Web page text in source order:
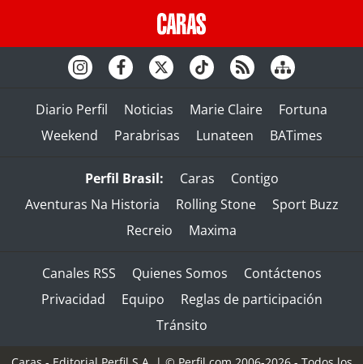
Diario Perfil Noticias Marie Claire
Fortuna
Weekend
Parabrisas Lunateen BATimes
Perfil Brasil: Caras
Contigo
Aventuras Na Historia
Rolling Stone
Sport Buzz
Recreio
Maxima
Canales RSS Quienes Somos
Contáctenos
Privacidad
Equipo
Reglas de participación
Tránsito